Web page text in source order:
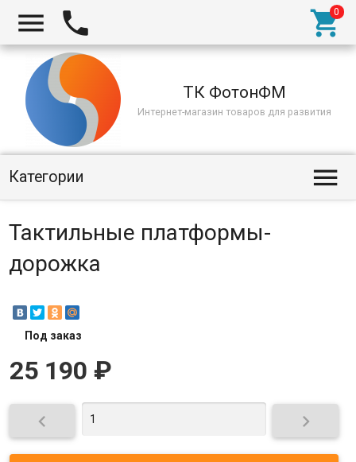
  
ТК ФотонФМ
Интернет-магазин товаров для развития
Категории 
Тактильные платформы-
дорожка
Под заказ
25 190 ₽
 